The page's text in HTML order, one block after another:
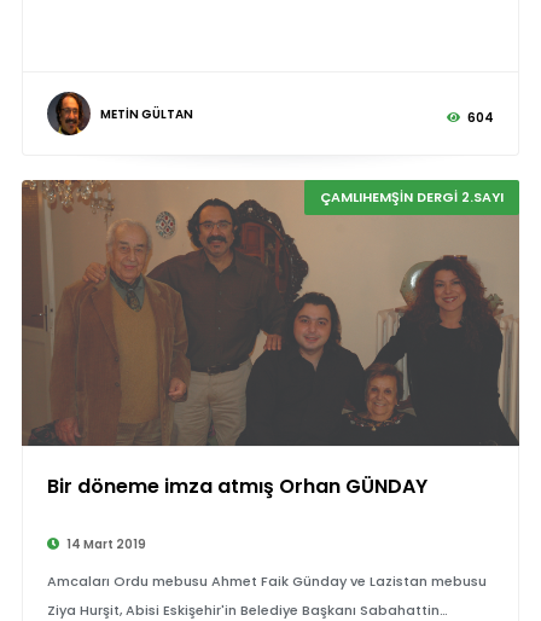
METİN GÜLTAN 604
ÇAMLIHEMŞİN DERGİ 2.SAYI
Bir döneme imza atmış Orhan GÜNDAY
14 Mart 2019
Amcaları Ordu mebusu Ahmet Faik Günday ve Lazistan mebusu
Ziya Hurşit,Abisi Eskişehir'in Belediye Başkanı Sabahattin